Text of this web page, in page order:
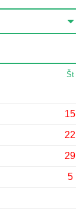
Št
15
22
29
5